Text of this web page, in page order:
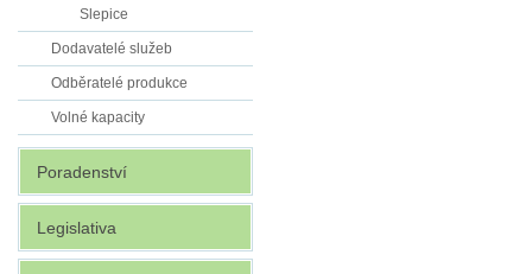
Slepice
Dodavatelé služeb
Odběratelé produkce
Volné kapacity
Poradenství
Legislativa